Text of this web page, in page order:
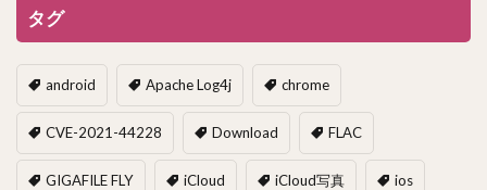
タグ
android Apache Log4j chrome
CVE-2021-44228 Download FLAC
GIGAFILE FLY iCloud iCloud写真 ios